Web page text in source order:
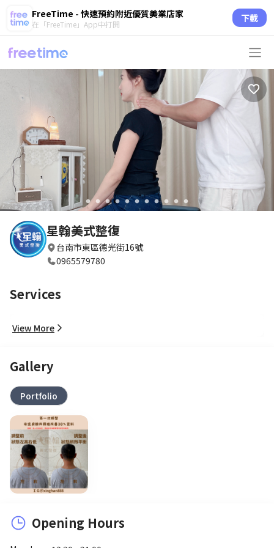
FreeTime - 快速預約附近優質美業店家
在「FreeTime」App中打開 下載
circle circle circle circle circle circle circle circle circle circle circle
星翰美式整復
台南市東區德光街16號
0965579780
Services
View More
Gallery
Portfolio
Opening Hours